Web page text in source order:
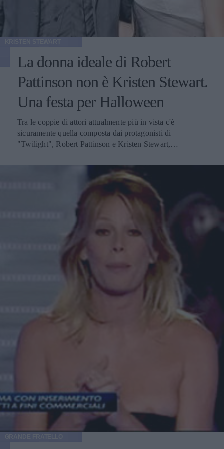
La donna ideale di Robert
Pattinson non è Kristen Stewart.
Una festa per Halloween
Tra le coppie di attori attualmente più in vista c'è
sicuramente quella composta dai protagonisti di
"Twilight", Robert Pattinson e Kristen Stewart,
legati ai gossip. Il loro legame sentimentale è stato più di
una volta messo in discussione, riconducendolo più ad
aspetti promozionali che a un vero e proprio sentimento.
L'attore inglese ha tra l'altro recentemente rivelato il suo
modello di ragazza ideale, la quale dovrebbe in particolare
L'aspetto fisico passerebbe dunque in secondo piano,
predilezione per gli animali. Dichiarazione che in certi
blog e portali Internet ha fatto nascere dubbi sul fatto che
tenuto conto anche dei difficili aspetti caratteriali
dell'attrice. Nel frattempo, i protagonisti principali di
"Twilight" hanno deciso di organizzare una festa in
concomitanza di Halloween in una località segreta nei